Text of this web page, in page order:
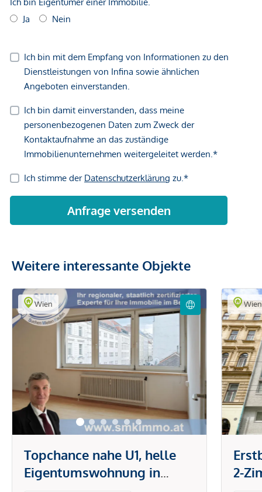
Weitere interessante Objekte
Wien
Topchance nahe U1, helle
Eigentumswohnung in
Wien
2-